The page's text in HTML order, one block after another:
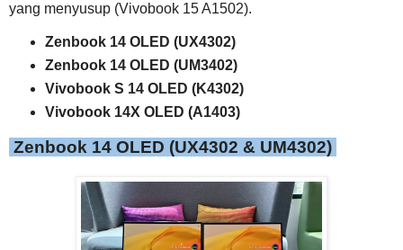
yang menyusup (Vivobook 15 A1502).
Zenbook 14 OLED (UX4302)
Zenbook 14 OLED (UM3402)
Vivobook S 14 OLED (K4302)
Vivobook 14X OLED (A1403)
Zenbook 14 OLED (UX4302 & UM4302)